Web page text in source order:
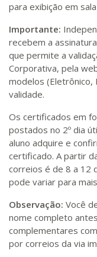
para exibição em
Importante:
recebem a
que permite a
Corporativa, pela
modelos (Eletrônico,
validade.
Os certificados em
postados no 2º dia
aluno adquire e
certificado. A partir
correios é de 8 a 12
pode variar para
Observação: Você
nome completo
complementares
por correios da via